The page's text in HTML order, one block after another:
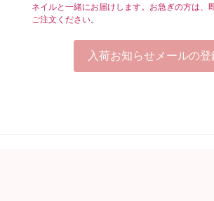
ネイルと一緒にお届けします。お急ぎの方は、
ご注文ください。
入荷お知らせメールの登